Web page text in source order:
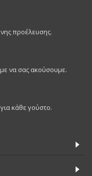
προέλευσης.
να σας ακούσουμε.
κάθε γούστο.